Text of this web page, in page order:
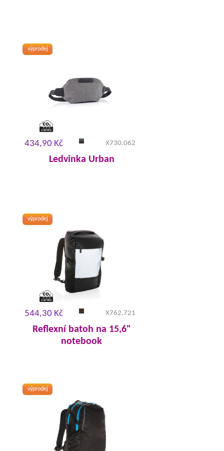
výprodej
434,90 Kč X730.062
Ledvinka Urban
výprodej
544,30 Kč X762.721
Reflexní batoh na 15,6"
notebook
výprodej